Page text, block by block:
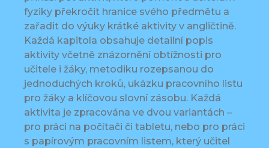
fyziky překročit hranice svého předmětu a
zařadit do výuky krátké aktivity v angličtině.
Každá kapitola obsahuje detailní popis
aktivity včetně znázornění obtížnosti pro
učitele i žáky, metodiku rozepsanou do
jednoduchých kroků, ukázku pracovního listu
pro žáky a klíčovou slovní zásobu. Každá
aktivita je zpracována ve dvou variantách –
pro práci na počítači či tabletu, nebo pro práci
s papírovým pracovním listem, který učitel